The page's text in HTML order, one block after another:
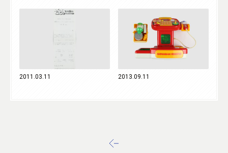
2011.03.11 2013.09.11